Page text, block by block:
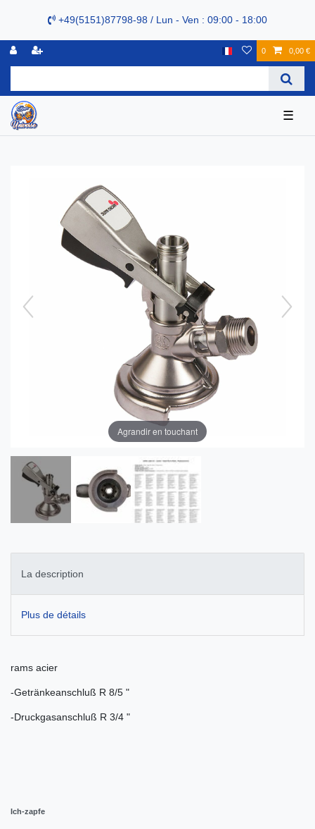
+49(5151)87798-98 / Lun - Ven : 09:00 - 18:00
0 0,00 €
☰
Agrandir en touchant
La description
Plus de détails
rams acier
-Getränkeanschluß R 8/5 "
-Druckgasanschluß R 3/4 "
Ich-zapfe